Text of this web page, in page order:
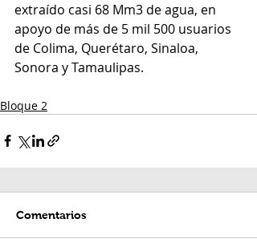
extraído casi 68 Mm3 de agua, en
apoyo de más de 5 mil 500 usuarios
de Colima, Querétaro, Sinaloa,
Sonora y Tamaulipas.
Bloque 2
Comentarios